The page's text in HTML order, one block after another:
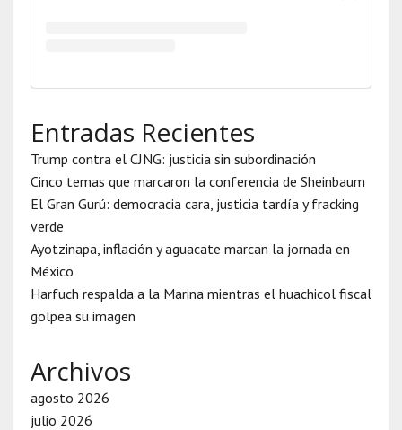
Entradas Recientes
Trump contra el CJNG: justicia sin subordinación
Cinco temas que marcaron la conferencia de Sheinbaum
El Gran Gurú: democracia cara, justicia tardía y fracking
verde
Ayotzinapa, inflación y aguacate marcan la jornada en
México
Harfuch respalda a la Marina mientras el huachicol fiscal
golpea su imagen
Archivos
agosto 2026
julio 2026